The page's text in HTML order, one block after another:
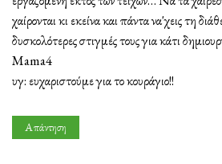
χαίρονται κι εκείνα και πάντα να'χεις τη
δυσκολότερες στιγμές τους για κάτι
Mama4
υγ: ευχαριστούμε για το κουράγιο!!
Απάντηση